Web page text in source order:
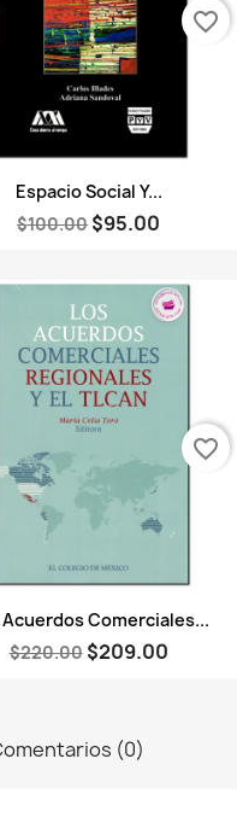
Vista rápida
Espacio Social Y...
$100.00 $95.00
favorite_border
Vista rápida
Acuerdos Comerciales...
$220.00 $209.00
favorite_border
(0)